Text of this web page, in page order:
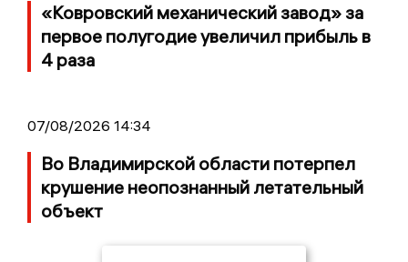
«Ковровский механический завод» за
первое полугодие увеличил прибыль в
4 раза
07/08/2026 14:34
Во Владимирской области потерпел
крушение неопознанный летательный
объект